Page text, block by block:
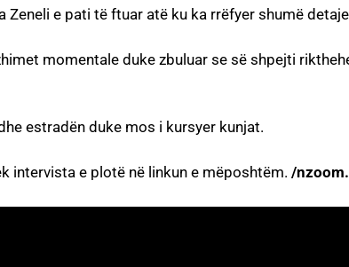
Zeneli e pati të ftuar atë ku ka rrëfyer shumë
momentale duke zbuluar se së shpejti
estradën duke mos i kursyer kunjat.
intervista e plotë në linkun e mëposhtëm. /